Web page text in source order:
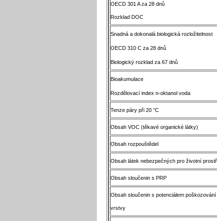
OECD 301 A za 28 dnů
Rozklad DOC
Snadná a dokonalá biologická rozložitelnost
OECD 310 C za 28 dnů
Biologický rozklad za 67 dnů
Bioakumulace
Rozdělovací index n-oktanol voda
Tenze páry při 20 °C
Obsah VOC (těkavé organické látky)
Obsah rozpouštědel
Obsah látek nebezpečných pro životní
Obsah sloučenin s PRP
Obsah sloučenin s potenciálem
vrstvy